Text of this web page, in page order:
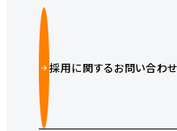
採用に関するお問い合わせ